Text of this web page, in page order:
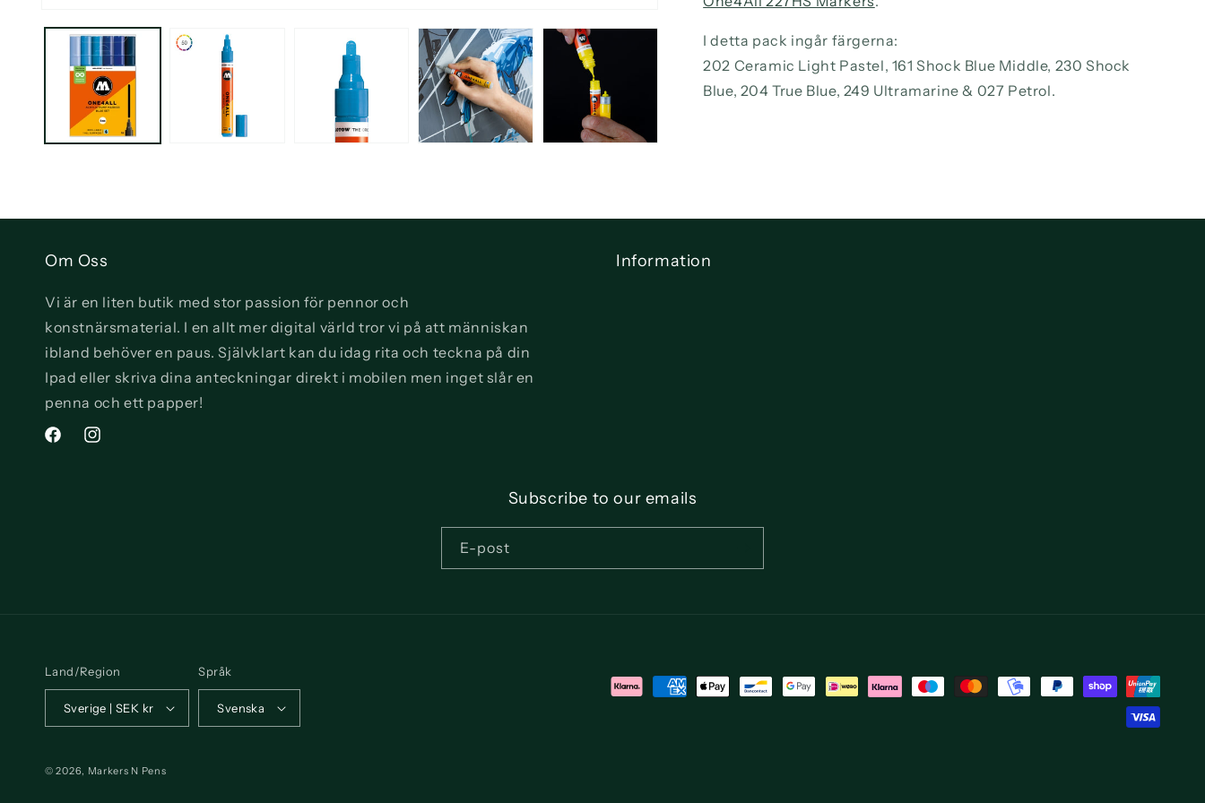
mediet
modalfönster
I detta pack ingår färgerna:
202 Ceramic Light Pastel, 161 Shock Blue Middle, 230 Shock
Blue, 204 True Blue, 249 Ultramarine & 027 Petrol.
Om Oss
Vi är en liten butik med stor passion för pennor och
konstnärsmaterial. I en allt mer digital värld tror vi på att människan
ibland behöver en paus. Självklart kan du idag rita och teckna på din
Ipad eller skriva dina anteckningar direkt i mobilen men inget slår en
penna och ett papper!
FacebookInstagram
Information
Subscribe to our emails
E-post
Land/Region
Sverige | SEK kr
Språk
Svenska
Betalningsmetoder
© 2026, Markers N Pens